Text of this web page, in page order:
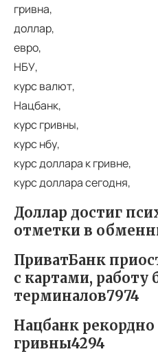
гривна,
доллар,
евро,
НБУ,
курс валют,
Нацбанк,
курс гривны,
курс нбу,
курс доллара к гривне,
курс доллара сегодня,
Доллар достиг
отметки в
ПриватБанк
с картами, работу
терминалов7974
Нацбанк рекордно
гривны4294